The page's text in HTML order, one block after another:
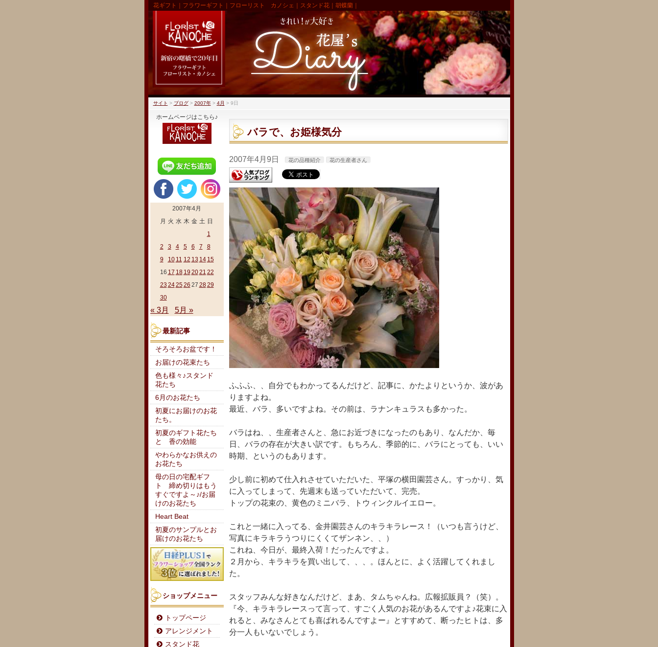
花ギフト｜フラワーギフト｜フローリスト カノシェ｜スタンド花｜胡蝶蘭｜
サイト > ブログ> 2007年> 4月 > 9日
バラで、お姫様気分
2007年4月9日 花の品種紹介 花の生産者さん
ふふふ、、自分でもわかってるんだけど、記事に、かたよりというか、波があ
りますよね。
最近、バラ、多いですよね。その前は、ラナンキュラスも多かった。
バラはね、、生産者さんと、急にお近づきになったのもあり、なんだか、毎
日、バラの存在が大きい訳です。もちろん、季節的に、バラにとっても、いい
時期、というのもあります。
少し前に初めて仕入れさせていただいた、平塚の横田園芸さん。すっかり、気
に入ってしまって、先週末も送っていただいて、完売。
トップの花束の、黄色のミニバラ、トウィンクルイエロー。
これと一緒に入ってる、金井園芸さんのキラキラレース！（いつも言うけど、
写真にキラキラうつりにくくてザンネン、、）
これね、今日が、最終入荷！だったんですよ。
２月から、キラキラを買い出して、、、。ほんとに、よく活躍してくれまし
た。
スタッフみんな好きなんだけど、まあ、タムちゃんね。広報拡販員？（笑）。
『今、キラキラレースって言って、すごく人気のお花があるんですよ♪花束に入
れると、みなさんとても喜ばれるんですよー』とすすめて、断ったヒトは、多
分一人もいないでしょう。
ホームページはこちら♪
2007年4月
月 火 水 木 金 土 日
1
2
3 4 5 6 7
8
9
10 11 12 13 14 15
16 17 18 19 2021 22
23 242526 27 2829
30
« 3月 5月 »
最新記事
そろそろお盆です！
お届けの花束たち
色も様々♪スタンド
花たち
6月のお花たち
初夏にお届けのお花
たち。
初夏のギフト花たち
と 香の効能
やわらかなお供えの
お花たち
母の日の宅配ギフ
ト 締め切りはもう
すぐですよ～♪/お届
けのお花たち
Heart Beat
初夏のサンプルとお
届けのお花たち
ショップメニュー
トップページ
アレンジメント
スタンド花